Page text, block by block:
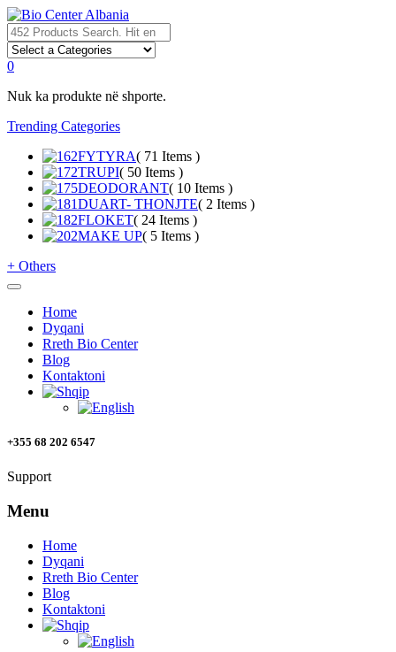
0
Nuk ka produkte në shporte.
Trending Categories
FYTYRA( 71 Items )
TRUPI( 50 Items )
DEODORANT( 10 Items )
DUART- THONJTE( 2 Items )
FLOKET( 24 Items )
MAKE UP( 5 Items )
+ Others
Home
Dyqani
Rreth Bio Center
Blog
Kontaktoni
+355 68 202 6547
Support
Menu
Home
Dyqani
Rreth Bio Center
Blog
Kontaktoni